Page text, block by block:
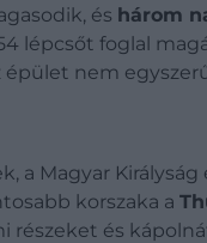
, és három
lépcsőt foglal
épület nem
a Magyar
korszaka a
és